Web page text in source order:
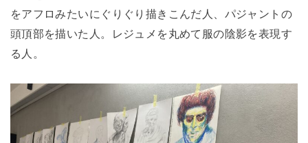
をアフロみたいにぐりぐり描きこんだ人、パジャントの
頭頂部を描いた人。レジュメを丸めて服の陰影を表現す
る人。